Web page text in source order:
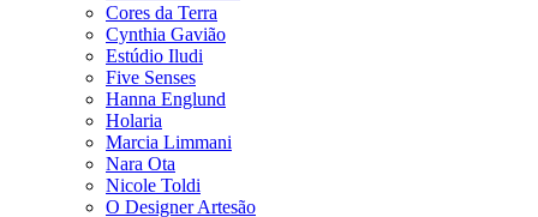
Cores da Terra
Cynthia Gavião
Estúdio Iludi
Five Senses
Hanna Englund
Holaria
Marcia Limmani
Nara Ota
Nicole Toldi
O Designer Artesão